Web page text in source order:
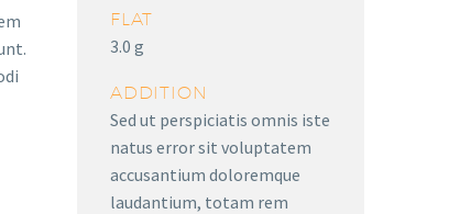
FLAT
3.0 g
ADDITION
Sed ut perspiciatis omnis iste
natus error sit voluptatem
accusantium doloremque
laudantium, totam rem